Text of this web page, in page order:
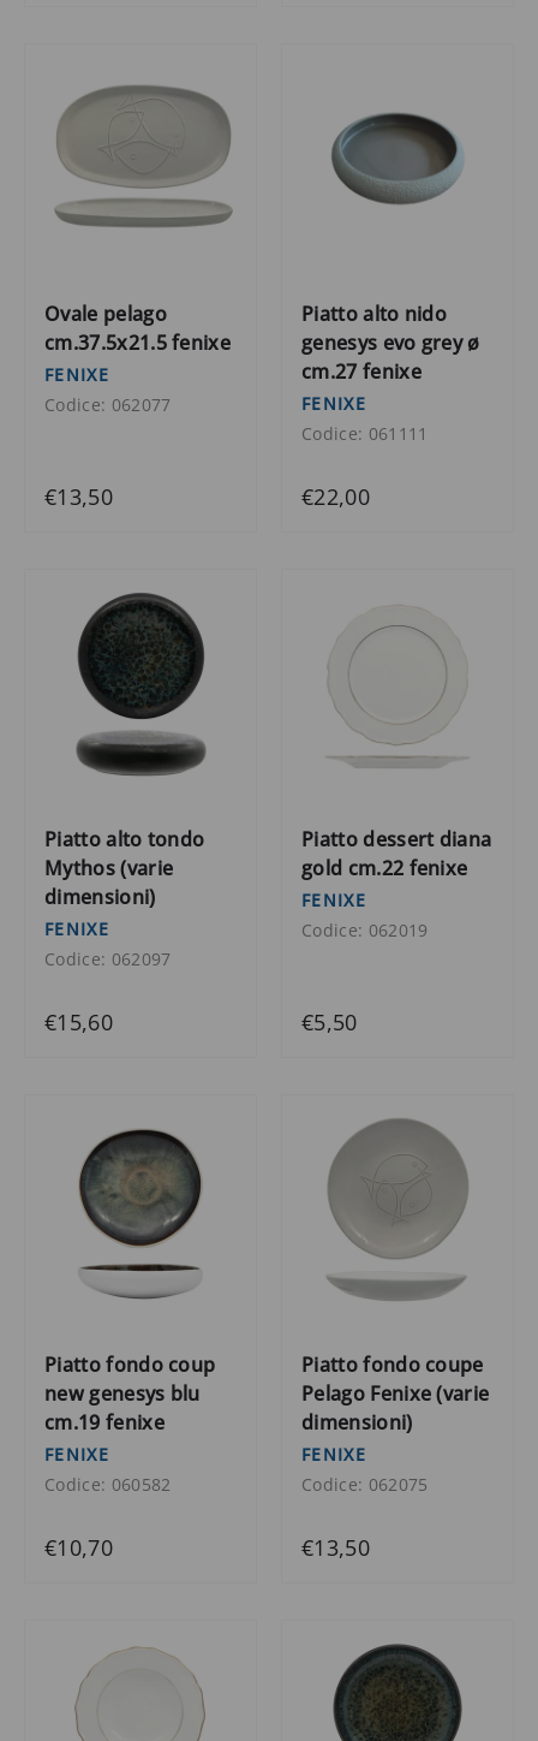
Ovale pelago
cm.37.5x21.5 fenixe
FENIXE
Codice: 062077
€13,50
Piatto alto nido
genesys evo grey ø
cm.27 fenixe
FENIXE
Codice: 061111
€22,00
Piatto alto tondo
Mythos (varie
dimensioni)
FENIXE
Codice: 062097
€15,60
Piatto dessert diana
gold cm.22 fenixe
FENIXE
Codice: 062019
€5,50
Piatto fondo coup
new genesys blu
cm.19 fenixe
FENIXE
Codice: 060582
€10,70
Piatto fondo coupe
Pelago Fenixe (varie
dimensioni)
FENIXE
Codice: 062075
€13,50